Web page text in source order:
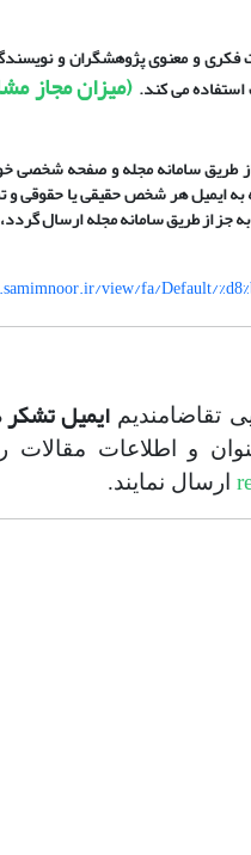
و معنوی پژوهشگران و
استفاده می کند. (میزان مجاز
طریق سامانه مجله و صفحه شخصی
به ایمیل هر شخص حقیقی یا حقوقی و
به جز از طریق سامانه مجله ارسال
تقاضامندیمایمیل تشکر
و اطلاعات مقالات
ارسال نمایند.